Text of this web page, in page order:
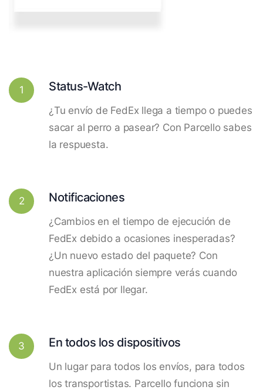
1 Status-Watch
¿Tu envío de FedEx llega a tiempo o puedes
sacar al perro a pasear? Con Parcello sabes
la respuesta.
2 Notificaciones
¿Cambios en el tiempo de ejecución de
FedEx debido a ocasiones inesperadas?
¿Un nuevo estado del paquete? Con
nuestra aplicación siempre verás cuando
FedEx está por llegar.
3 En todos los dispositivos
Un lugar para todos los envíos, para todos
los transportistas. Parcello funciona sin